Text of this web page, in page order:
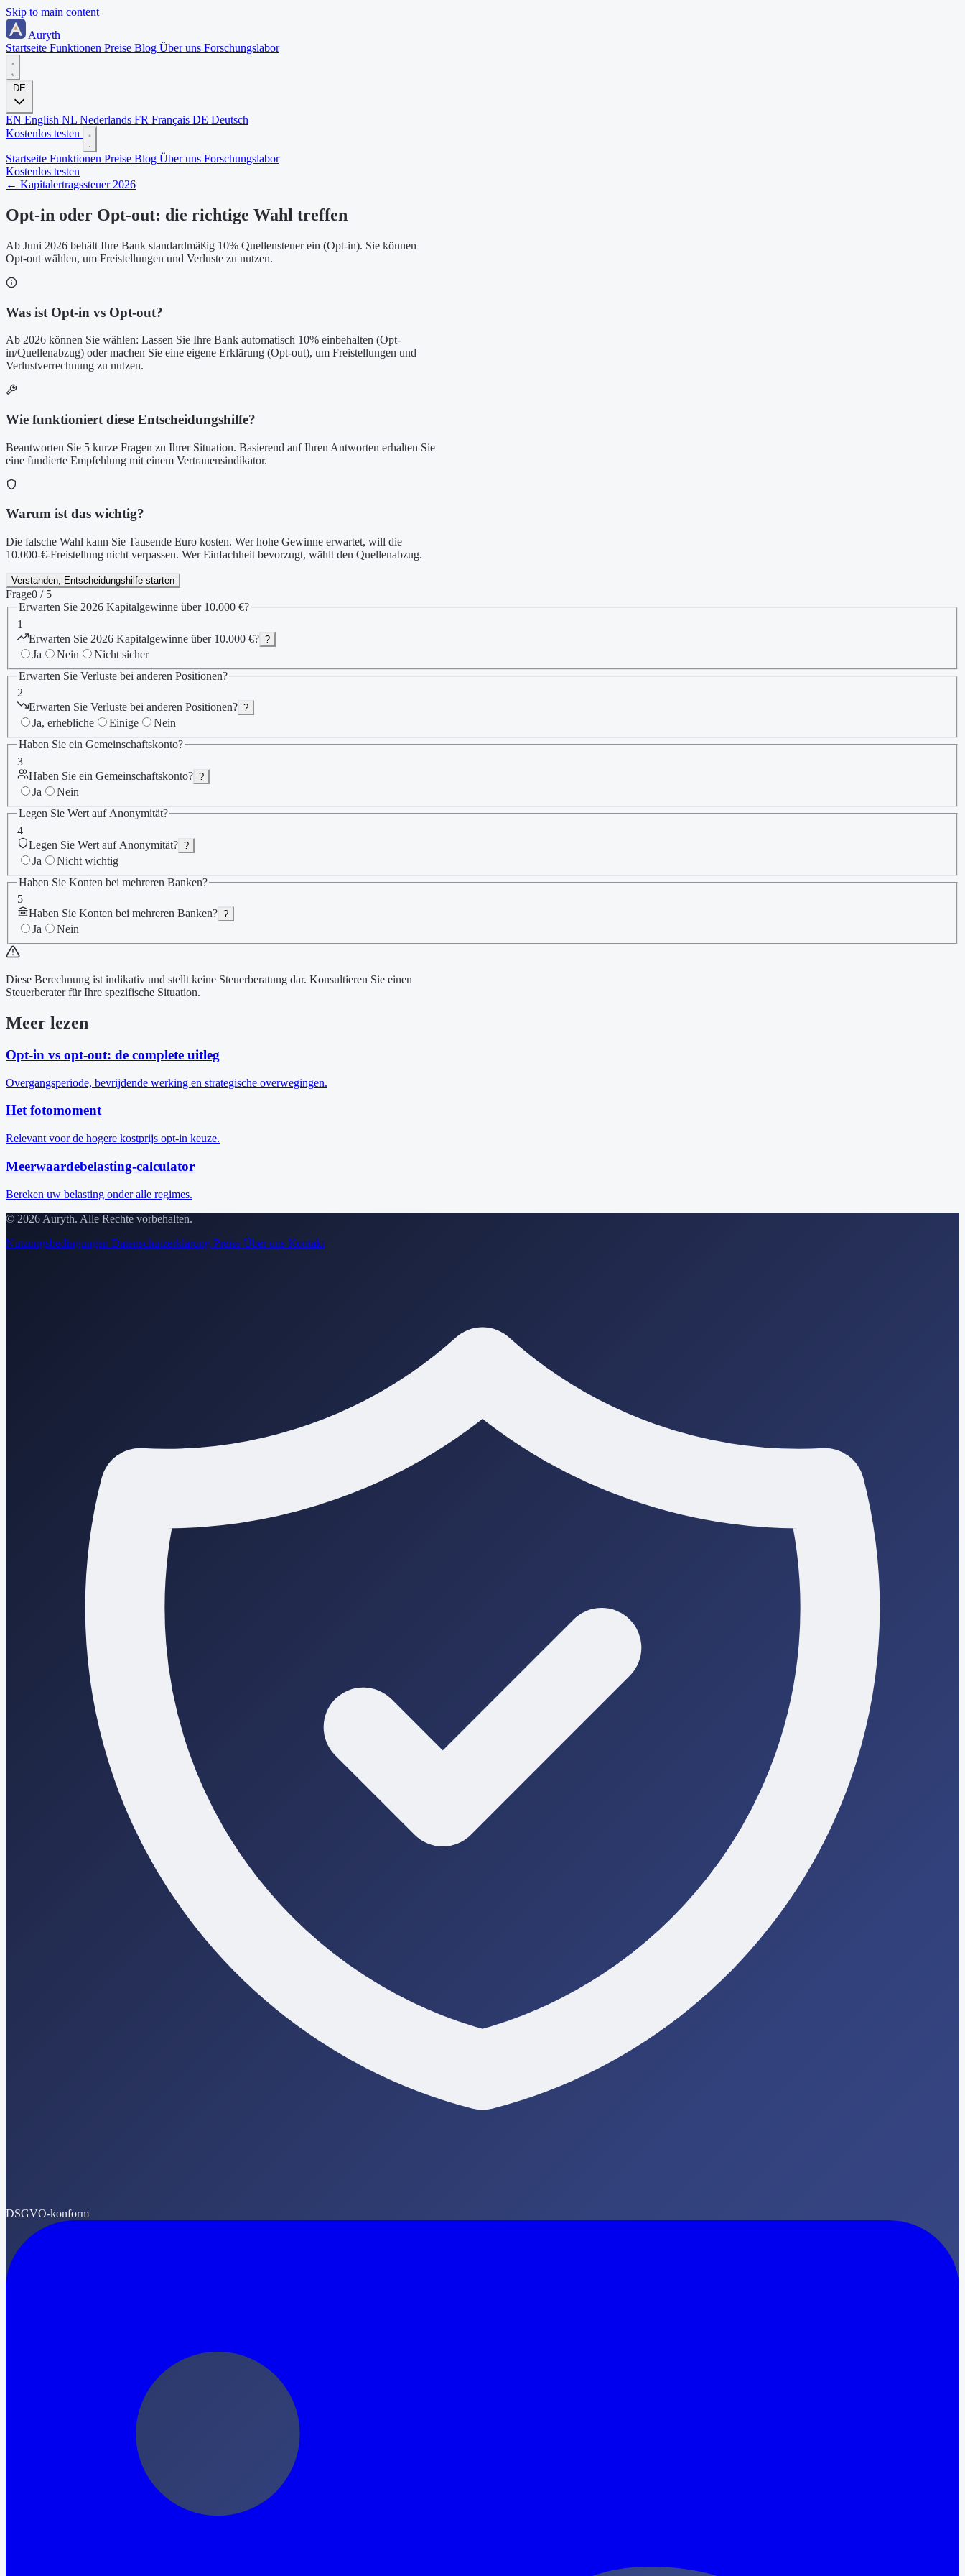
Skip to main content
Auryth
Startseite Funktionen Preise Blog Über uns Forschungslabor
DE
EN English NL Nederlands FR Français DE Deutsch
Kostenlos testen
Startseite Funktionen Preise Blog Über uns Forschungslabor
Kostenlos testen
← Kapitalertragssteuer 2026
Opt-in oder Opt-out: die richtige Wahl treffen
Ab Juni 2026 behält Ihre Bank standardmäßig 10% Quellensteuer ein (Opt-in). Sie können
Opt-out wählen, um Freistellungen und Verluste zu nutzen.
Was ist Opt-in vs Opt-out?
Ab 2026 können Sie wählen: Lassen Sie Ihre Bank automatisch 10% einbehalten (Opt-
in/Quellenabzug) oder machen Sie eine eigene Erklärung (Opt-out), um Freistellungen und
Verlustverrechnung zu nutzen.
Wie funktioniert diese Entscheidungshilfe?
Beantworten Sie 5 kurze Fragen zu Ihrer Situation. Basierend auf Ihren Antworten erhalten Sie
eine fundierte Empfehlung mit einem Vertrauensindikator.
Warum ist das wichtig?
Die falsche Wahl kann Sie Tausende Euro kosten. Wer hohe Gewinne erwartet, will die
10.000-€-Freistellung nicht verpassen. Wer Einfachheit bevorzugt, wählt den Quellenabzug.
Verstanden, Entscheidungshilfe starten
Frage0 / 5
Erwarten Sie 2026 Kapitalgewinne über 10.000 €?
1
Erwarten Sie 2026 Kapitalgewinne über 10.000 €? ?
Ja Nein
Nicht sicher
Erwarten Sie Verluste bei anderen Positionen?
2
Erwarten Sie Verluste bei anderen Positionen? ?
Ja, erhebliche Einige
Nein
Haben Sie ein Gemeinschaftskonto?
3
Haben Sie ein Gemeinschaftskonto? ?
Ja
Nein
Legen Sie Wert auf Anonymität?
4
Legen Sie Wert auf Anonymität? ?
Ja
Nicht wichtig
Haben Sie Konten bei mehreren Banken?
5
Haben Sie Konten bei mehreren Banken? ?
Ja Nein
Diese Berechnung ist indikativ und stellt keine Steuerberatung dar. Konsultieren Sie einen
Steuerberater für Ihre spezifische Situation.
Meer lezen
Opt-in vs opt-out: de complete uitleg
Overgangsperiode, bevrijdende werking en strategische overwegingen.
Het fotomoment
Relevant voor de hogere kostprijs opt-in keuze.
Meerwaardebelasting-calculator
Bereken uw belasting onder alle regimes.
© 2026 Auryth. Alle Rechte vorbehalten.
Nutzungsbedingungen Datenschutzerklärung Preise Über uns Kontakt
DSGVO-konform